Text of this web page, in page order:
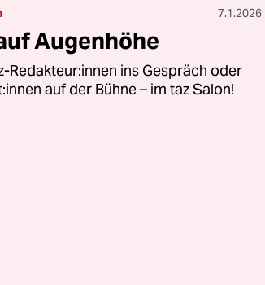
7.1.2026
Augenhöhe
Redakteur:innen ins Gespräch oder
auf der Bühne – im taz Salon!